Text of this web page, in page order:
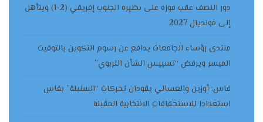
دور النصف عقب فوزه على نظيره الجنوب إفريقي (2-1) ويتأهل
إلى مونديال 2027
منتدى رؤساء الجامعات يدافع عن رسوم التكوين بالتوقيت
الميسر ويرفض “تسييس الشأن التربوي”
فاس: أوزين والعسالي يقودان تحركات “السنبلة” بفاس
استعدادا للاستحقاقات الانتخابية المقبلة